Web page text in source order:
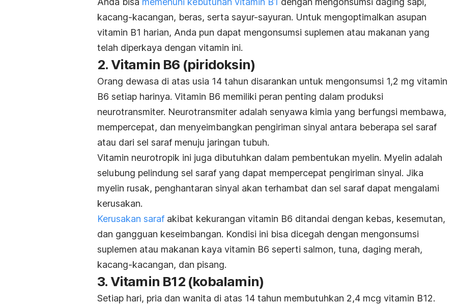
kacang-kacangan, beras, serta sayur-sayuran. Untuk mengoptimalkan asupan
vitamin B1 harian, Anda pun dapat mengonsumsi suplemen atau makanan yang
telah diperkaya dengan vitamin ini.
2. Vitamin B6 (piridoksin)
Orang dewasa di atas usia 14 tahun disarankan untuk mengonsumsi 1,2 mg vitamin
B6 setiap harinya. Vitamin B6 memiliki peran penting dalam produksi
neurotransmiter. Neurotransmiter adalah senyawa kimia yang berfungsi membawa,
mempercepat, dan menyeimbangkan pengiriman sinyal antara beberapa sel saraf
atau dari sel saraf menuju jaringan tubuh.
Vitamin neurotropik ini juga dibutuhkan dalam pembentukan myelin. Myelin adalah
selubung pelindung sel saraf yang dapat mempercepat pengiriman sinyal. Jika
myelin rusak, penghantaran sinyal akan terhambat dan sel saraf dapat mengalami
kerusakan.
Kerusakan saraf akibat kekurangan vitamin B6 ditandai dengan kebas, kesemutan,
dan gangguan keseimbangan. Kondisi ini bisa dicegah dengan mengonsumsi
suplemen atau makanan kaya vitamin B6 seperti salmon, tuna, daging merah,
kacang-kacangan, dan pisang.
3. Vitamin B12 (kobalamin)
Setiap hari, pria dan wanita di atas 14 tahun membutuhkan 2,4 mcg vitamin B12.